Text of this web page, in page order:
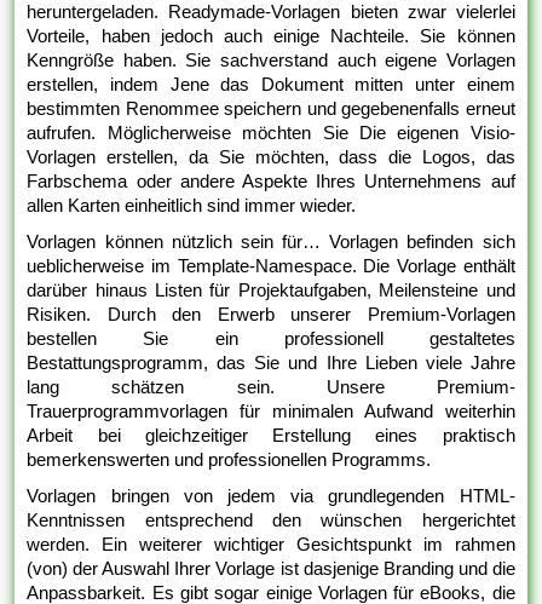
heruntergeladen. Readymade-Vorlagen bieten zwar vielerlei
Vorteile, haben jedoch auch einige Nachteile. Sie können
Kenngröße haben. Sie sachverstand auch eigene Vorlagen
erstellen, indem Jene das Dokument mitten unter einem
bestimmten Renommee speichern und gegebenenfalls erneut
aufrufen. Möglicherweise möchten Sie Die eigenen Visio-
Vorlagen erstellen, da Sie möchten, dass die Logos, das
Farbschema oder andere Aspekte Ihres Unternehmens auf
allen Karten einheitlich sind immer wieder.
Vorlagen können nützlich sein für… Vorlagen befinden sich
ueblicherweise im Template-Namespace. Die Vorlage enthält
darüber hinaus Listen für Projektaufgaben, Meilensteine und
Risiken. Durch den Erwerb unserer Premium-Vorlagen
bestellen Sie ein professionell gestaltetes
Bestattungsprogramm, das Sie und Ihre Lieben viele Jahre
lang schätzen sein. Unsere Premium-
Trauerprogrammvorlagen für minimalen Aufwand weiterhin
Arbeit bei gleichzeitiger Erstellung eines praktisch
bemerkenswerten und professionellen Programms.
Vorlagen bringen von jedem via grundlegenden HTML-
Kenntnissen entsprechend den wünschen hergerichtet
werden. Ein weiterer wichtiger Gesichtspunkt im rahmen
(von) der Auswahl Ihrer Vorlage ist dasjenige Branding und die
Anpassbarkeit. Es gibt sogar einige Vorlagen für eBooks, die